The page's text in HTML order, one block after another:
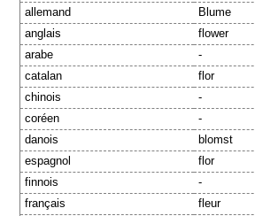
allemand
Blume
anglais
flower
arabe
-
catalan
flor
chinois
-
coréen
-
danois
blomst
espagnol
flor
finnois
-
français
fleur